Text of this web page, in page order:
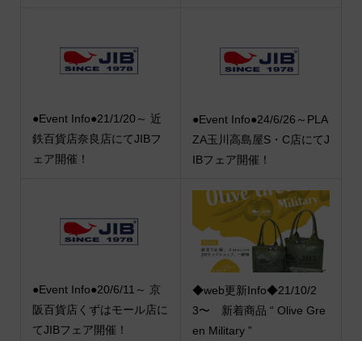
●Event Info●21/1/20～ 近
鉄百貨店奈良店にてJIBフ
ェア開催！
●Event Info●24/6/26～PLA
ZA玉川高島屋S・C店にてJ
IBフェア開催！
●Event Info●20/6/11～ 京
阪百貨店くずはモール店に
てJIBフェア開催！
◆web更新Info◆21/10/2
3〜 新着商品 “ Olive Gre
en Military ”